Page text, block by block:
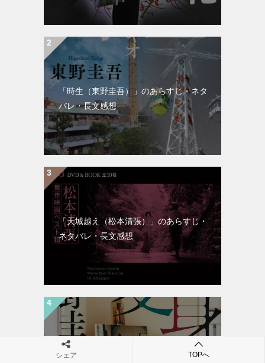
「時生（東野圭吾）」のあらすじ・ネタ
バレ・長文感想
「天城越え（松本清張）」のあらすじ・
ネタバレ・長文感想
「変身（東野圭吾）」のあらすじ・ネタ
シェア TOPへ